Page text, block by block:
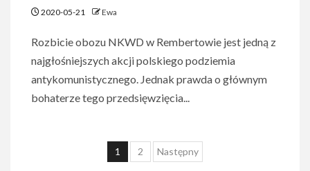
2020-05-21 Ewa
Rozbicie obozu NKWD w Rembertowie jest jedną z
najgłośniejszych akcji polskiego podziemia
antykomunistycznego. Jednak prawda o głównym
bohaterze tego przedsięwzięcia...
Nawigacja
1 2 Następny